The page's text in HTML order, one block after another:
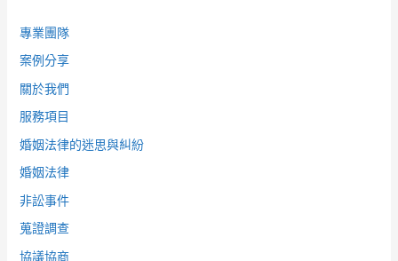
專業團隊
案例分享
關於我們
服務項目
婚姻法律的迷思與糾紛
婚姻法律
非訟事件
蒐證調查
協議協商